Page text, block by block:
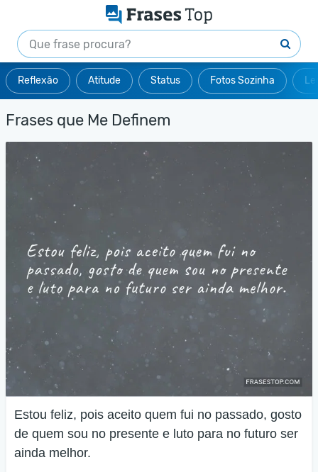
Reflexão Atitude Status Fotos Sozinha
Frases que Me Definem
Estou feliz, pois aceito quem fui no passado, gosto
de quem sou no presente e luto para no futuro ser
ainda melhor.